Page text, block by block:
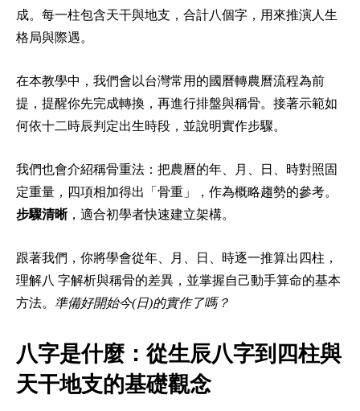
成。每一柱包含天干與地支，合計八個字，用來推演人生
格局與際遇。
在本教學中，我們會以台灣常用的國曆轉農曆流程為前
提，提醒你先完成轉換，再進行排盤與稱骨。接著示範如
何依十二時辰判定出生時段，並說明實作步驟。
我們也會介紹稱骨重法：把農曆的年、月、日、時對照固
定重量，四項相加得出「骨重」，作為概略趨勢的參考。
步驟清晰，適合初學者快速建立架構。
跟著我們，你將學會從年、月、日、時逐一推算出四柱，
理解八 字解析與稱骨的差異，並掌握自己動手算命的基本
方法。 準備好開始今(日)的實作了嗎？
八字是什麼：從生辰八字到四柱與
天干地支的基礎觀念